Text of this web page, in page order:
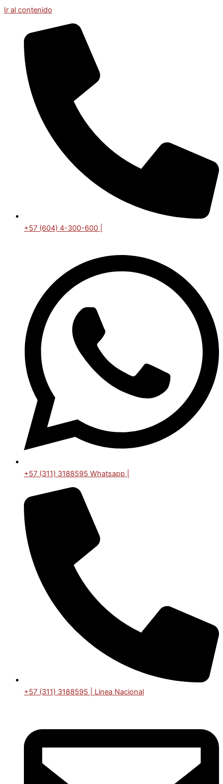
Ir al contenido
+57 (604) 4-300-600 |
+57 (311) 3188595 Whatsapp |
+57 (311) 3188595 | Linea Nacional